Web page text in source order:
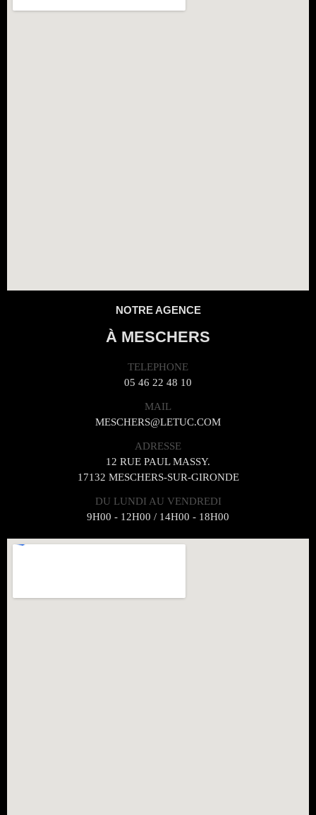
NOTRE AGENCE
À MESCHERS
TELEPHONE
05 46 22 48 10
MAIL
MESCHERS@LETUC.COM
ADRESSE
12 RUE PAUL MASSY.
17132 MESCHERS-SUR-GIRONDE
DU LUNDI AU VENDREDI
9H00 - 12H00 / 14H00 - 18H00